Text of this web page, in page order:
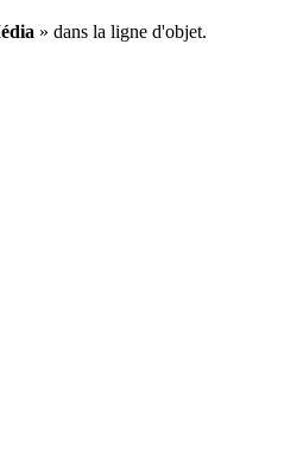
» dans la ligne d'objet.